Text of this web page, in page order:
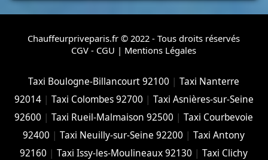
Chauffeurpriveparis.fr © 2022 - Tous droits réservés
CGV - CGU | Mentions Légales
Taxi Boulogne-Billancourt 92100 |Taxi Nanterre
92014| Taxi Colombes 92700 | Taxi Asnières-sur-Seine
92600 |Taxi Rueil-Malmaison 92500 |Taxi Courbevoie
92400 |Taxi Neuilly-sur-Seine 92200 |Taxi Antony
92160 |Taxi Issy-les-Moulineaux 92130 |Taxi Clichy